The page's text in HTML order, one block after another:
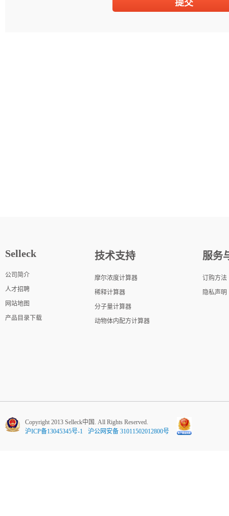
Selleck
公司简介
人才招聘
网站地图
产品目录下载
技术支持
摩尔浓度计算器
稀释计算器
分子量计算器
动物体内配方计算器
服务
订购方法
隐私声明
Copyright 2013 Selleck中国. All Rights Reserved.
沪ICP备13045345号-1
沪公网安备 31011502012800号